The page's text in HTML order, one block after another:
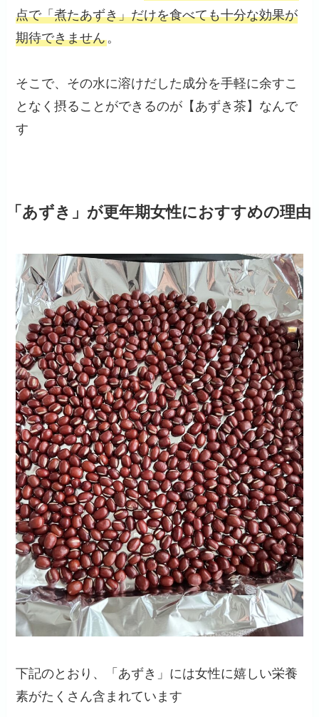
点で「煮たあずき」だけを食べても十分な効果が
期待できません。
そこで、その水に溶けだした成分を手軽に余すこ
となく摂ることができるのが【あずき茶】 なんで
す
「あずき」が更年期女性におすすめの理由
下記のとおり、「あずき」には女性に嬉しい栄養
素がたくさん含まれています